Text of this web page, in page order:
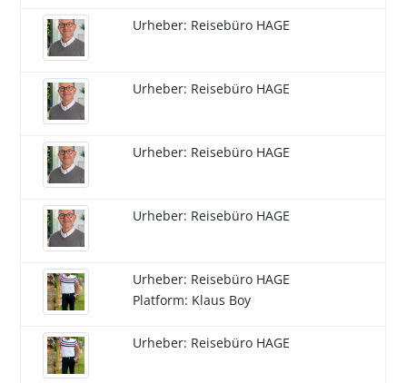
Urheber: Reisebüro HAGE
Urheber: Reisebüro HAGE
Urheber: Reisebüro HAGE
Urheber: Reisebüro HAGE
Urheber: Reisebüro HAGE
Platform: Klaus Boy
Urheber: Reisebüro HAGE